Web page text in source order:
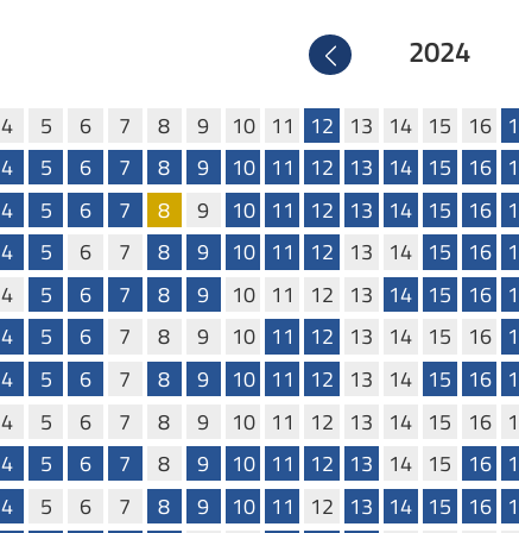
Precedente 2024
4 5 6 7 8 9 10 11 12 13 14 15 16
4 5 6 7 8 9 10 11 12 13 14 15 16
4 5 6 7 8 9 10 11 12 13 14 15 16
4 5 6 7 8 9 10 11 12 13 14 15 16
4 5 6 7 8 9 10 11 12 13 14 15 16
4 5 6 7 8 9 10 11 12 13 14 15 16
4 5 6 7 8 9 10 11 12 13 14 15 16
4 5 6 7 8 9 10 11 12 13 14 15 16
4 5 6 7 8 9 10 11 12 13 14 15 16
4 5 6 7 8 9 10 11 12 13 14 15 16